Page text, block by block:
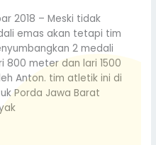
2018 – Meski tidak
emas akan tetapi tim
2 medali
800 meter dan lari 1500
Anton. tim atletik ini di
Porda Jawa Barat